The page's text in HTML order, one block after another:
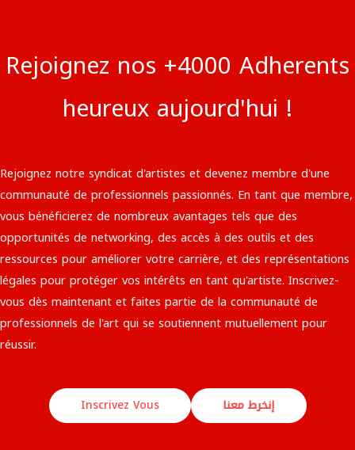
Rejoignez nos +4000 Adherents
heureux aujourd'hui !
Rejoignez notre syndicat d'artistes et devenez membre d'une
communauté de professionnels passionnés. En tant que membre,
vous bénéficierez de nombreux avantages tels que des
opportunités de networking, des accès à des outils et des
ressources pour améliorer votre carrière, et des représentations
légales pour protéger vos intérêts en tant qu'artiste. Inscrivez-
vous dès maintenant et faites partie de la communauté de
professionnels de l'art qui se soutiennent mutuellement pour
réussir.​
Inscrivez Vous إنخرط معنا